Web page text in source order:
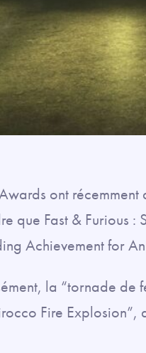
ont
que Fast & Furious
Achievement for
la “tornade
Fire Explosion”,